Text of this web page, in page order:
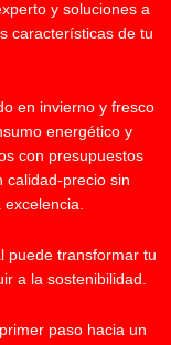
y soluciones a
características de tu
en invierno y fresco
energético y
con presupuestos
calidad-precio sin
excelencia.
puede transformar tu
a la sostenibilidad.
paso hacia un